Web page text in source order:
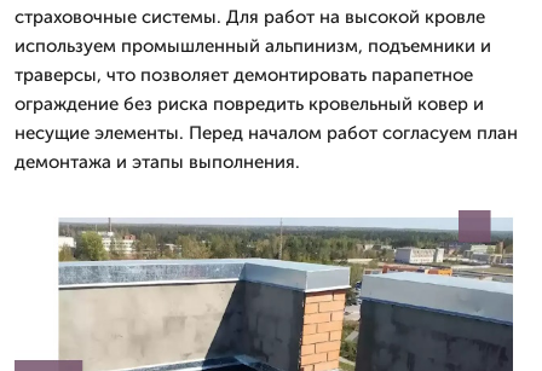
страховочные системы. Для работ на высокой кровле
используем промышленный альпинизм, подъемники и
траверсы, что позволяет демонтировать парапетное
ограждение без риска повредить кровельный ковер и
несущие элементы. Перед началом работ согласуем план
демонтажа и этапы выполнения.